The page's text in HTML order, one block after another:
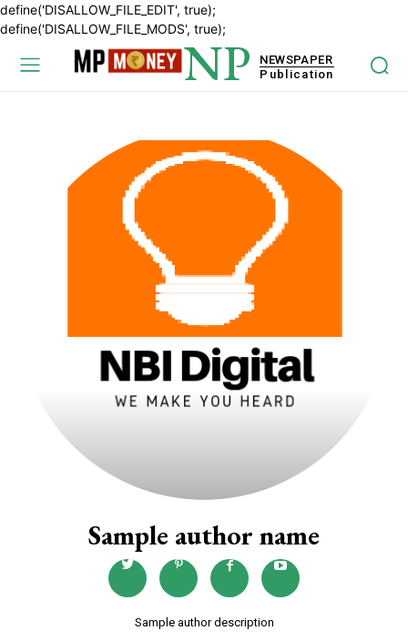
define('DISALLOW_FILE_EDIT', true);
define('DISALLOW_FILE_MODS', true);
NP
NEWSPAPER
Publication
Sample author name
Sample author description